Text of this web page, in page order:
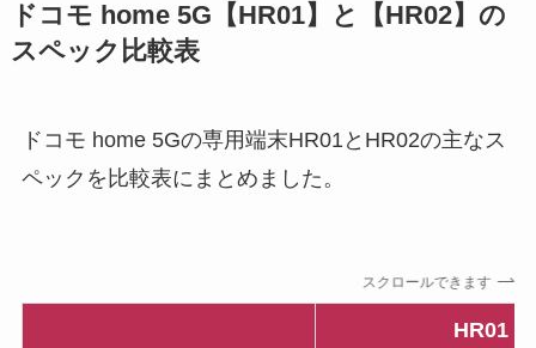
ドコモ home 5G【HR01】と【HR02】の
スペック比較表
ドコモ home 5Gの専用端末HR01とHR02の主なス
ペックを比較表にまとめました。
スクロールできます
HR01